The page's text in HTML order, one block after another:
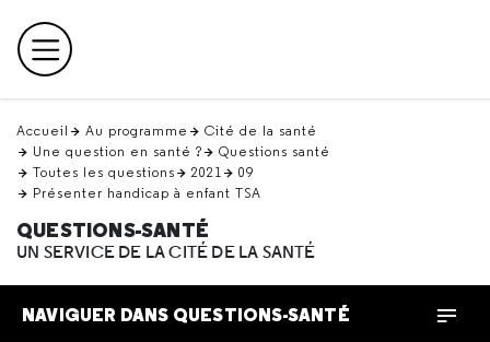
en
haut Menu principal
Accueil Au programme
Cité de la santé
Une question en santé ?
Questions santé
Toutes les questions
2021
09
Présenter handicap à enfant TSA
QUESTIONS-SANTÉ
UN SERVICE DE LA CITÉ DE LA SANTÉ
NAVIGUER DANS QUESTIONS-SANTÉ